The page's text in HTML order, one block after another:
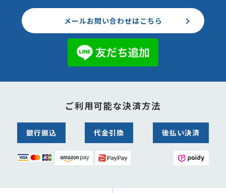
メールお問い合わせはこちら
ご利用可能な決済方法
銀行振込 代金引換 後払い決済